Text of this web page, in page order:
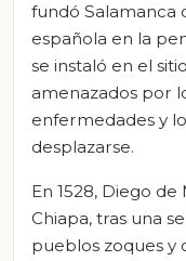
fundó Salamanca
española en la
se instaló en el
amenazados por
enfermedades y
desplazarse.
En 1528, Diego
Chiapa, tras una
pueblos zoques y